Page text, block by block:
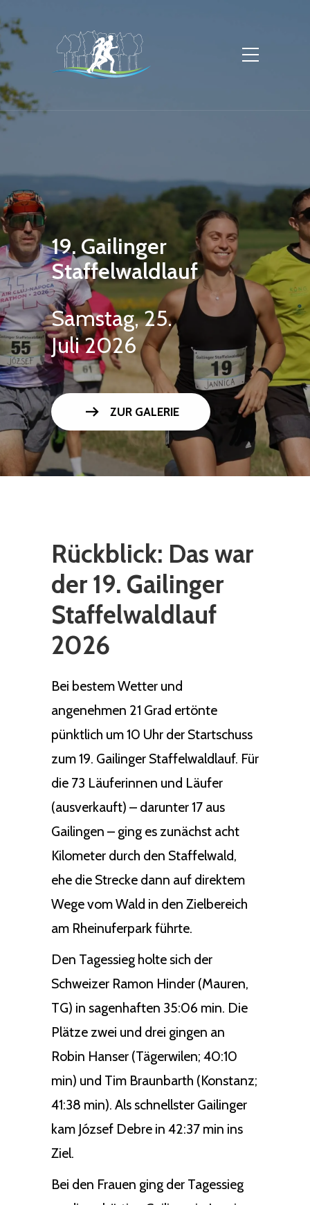
19. Gailinger
Staffelwaldlauf
Samstag, 25.
Juli 2026
arrow_right_alt ZUR GALERIE
Rückblick: Das war
der 19. Gailinger
Staffelwaldlauf
2026
Bei bestem Wetter und
angenehmen 21 Grad ertönte
pünktlich um 10 Uhr der Startschuss
zum 19. Gailinger Staffelwaldlauf. Für
die 73 Läuferinnen und Läufer
(ausverkauft) – darunter 17 aus
Gailingen – ging es zunächst acht
Kilometer durch den Staffelwald,
ehe die Strecke dann auf direktem
Wege vom Wald in den Zielbereich
am Rheinuferpark führte.
Den Tagessieg holte sich der
Schweizer Ramon Hinder (Mauren,
TG) in sagenhaften 35:06 min. Die
Plätze zwei und drei gingen an
Robin Hanser (Tägerwilen; 40:10
min) und Tim Braunbarth (Konstanz;
41:38 min). Als schnellster Gailinger
kam József Debre in 42:37 min ins
Ziel.
Bei den Frauen ging der Tagessieg